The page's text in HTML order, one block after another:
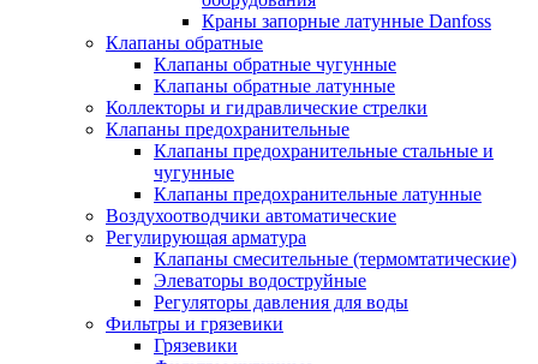
Краны запорные латунные Danfoss
Клапаны обратные
Клапаны обратные чугунные
Клапаны обратные латунные
Коллекторы и гидравлические стрелки
Клапаны предохранительные
Клапаны предохранительные стальные и
чугунные
Клапаны предохранительные латунные
Воздухоотводчики автоматические
Регулирующая арматура
Клапаны смесительные (термомтатические)
Элеваторы водоструйные
Регуляторы давления для воды
Фильтры и грязевики
Грязевики